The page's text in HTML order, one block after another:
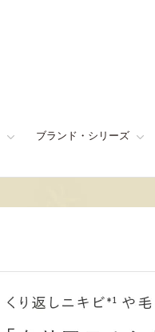
ブランド・シリーズ